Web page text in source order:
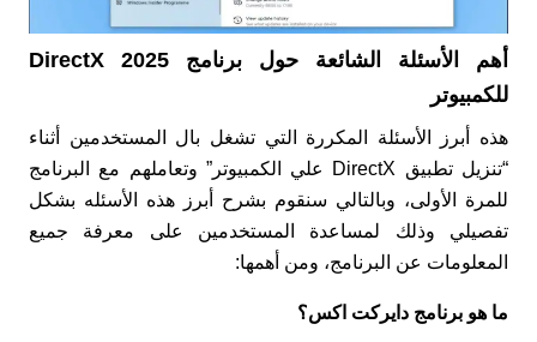
أهم الأسئلة الشائعة حول برنامج 2025 DirectX
للكمبيوتر
هذه أبرز الأسئلة المكررة التي تشغل بال المستخدمين أثناء
“تنزيل تطبيق DirectX علي الكمبيوتر” وتعاملهم مع البرنامج
للمرة الأولى، وبالتالي سنقوم بشرح أبرز هذه الأسئله بشكل
تفصيلي وذلك لمساعدة المستخدمين على معرفة جميع
المعلومات عن البرنامج، ومن أهمها:
ما هو برنامج دايركت اكس؟